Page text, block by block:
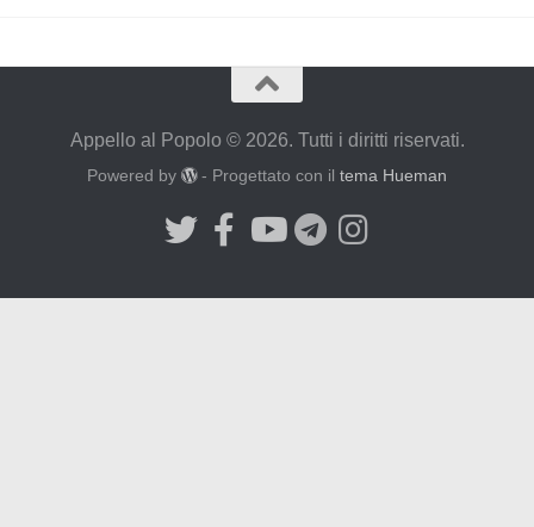
Appello al Popolo © 2026. Tutti i diritti riservati.
Powered by - Progettato con iltema Hueman